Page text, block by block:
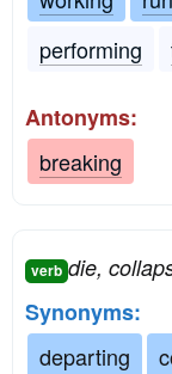
performing
Antonyms:
breaking
verb die,
Synonyms:
departing